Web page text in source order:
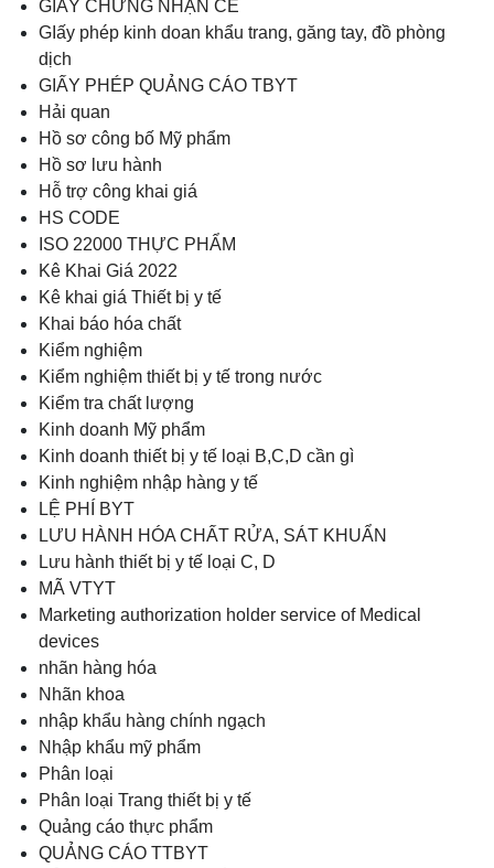
GIẤY CHỨNG NHẬN CE
GIấy phép kinh doan khẩu trang, găng tay, đồ phòng
dịch
GIẤY PHÉP QUẢNG CÁO TBYT
Hải quan
Hồ sơ công bố Mỹ phẩm
Hồ sơ lưu hành
Hỗ trợ công khai giá
HS CODE
ISO 22000 THỰC PHẨM
Kê Khai Giá 2022
Kê khai giá Thiết bị y tế
Khai báo hóa chất
Kiểm nghiệm
Kiểm nghiệm thiết bị y tế trong nước
Kiểm tra chất lượng
Kinh doanh Mỹ phẩm
Kinh doanh thiết bị y tế loại B,C,D cần gì
Kinh nghiệm nhập hàng y tế
LỆ PHÍ BYT
LƯU HÀNH HÓA CHẤT RỬA, SÁT KHUẨN
Lưu hành thiết bị y tế loại C, D
MÃ VTYT
Marketing authorization holder service of Medical
devices
nhãn hàng hóa
Nhãn khoa
nhập khẩu hàng chính ngạch
Nhập khẩu mỹ phẩm
Phân loại
Phân loại Trang thiết bị y tế
Quảng cáo thực phẩm
QUẢNG CÁO TTBYT